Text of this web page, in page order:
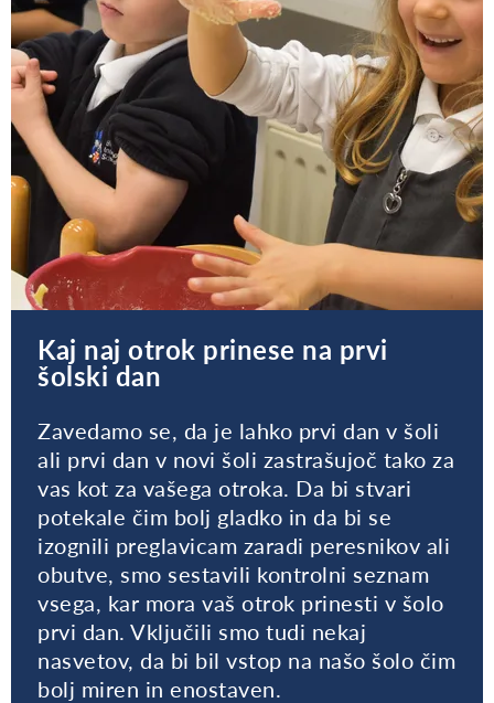
Kaj naj otrok prinese na prvi
šolski dan
Zavedamo se, da je lahko prvi dan v šoli
ali prvi dan v novi šoli zastrašujoč tako za
vas kot za vašega otroka. Da bi stvari
potekale čim bolj gladko in da bi se
izognili preglavicam zaradi peresnikov ali
obutve, smo sestavili kontrolni seznam
vsega, kar mora vaš otrok prinesti v šolo
prvi dan. Vključili smo tudi nekaj
nasvetov, da bi bil vstop na našo šolo čim
bolj miren in enostaven.